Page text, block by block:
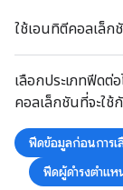
ใช้เอนทิตีคอลเล็ก
เลือกประเภทฟีดต่
คอลเล็กชันที่จะใช้
ฟีดข้อมูลก่อนการเ
ฟีดผู้ดำรงตำแห